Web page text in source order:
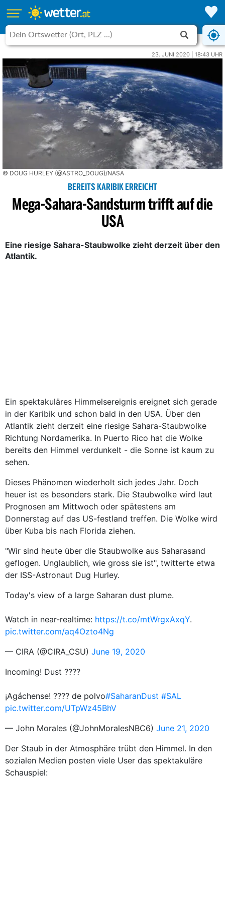
23. JUNI 2020 | 18:43 UHR
© DOUG HURLEY (@ASTRO_DOUG)/NASA
BEREITS KARIBIK ERREICHT
Mega-Sahara-Sandsturm trifft auf die
USA
Eine riesige Sahara-Staubwolke zieht derzeit über den
Atlantik.
Ein spektakuläres Himmelsereignis ereignet sich gerade
in der Karibik und schon bald in den USA. Über den
Atlantik zieht derzeit eine riesige Sahara-Staubwolke
Richtung Nordamerika. In Puerto Rico hat die Wolke
bereits den Himmel verdunkelt - die Sonne ist kaum zu
sehen.
Dieses Phänomen wiederholt sich jedes Jahr. Doch
heuer ist es besonders stark. Die Staubwolke wird laut
Prognosen am Mittwoch oder spätestens am
Donnerstag auf das US-festland treffen. Die Wolke wird
über Kuba bis nach Florida ziehen.
"Wir sind heute über die Staubwolke aus Saharasand
geflogen. Unglaublich, wie gross sie ist", twitterte etwa
der ISS-Astronaut Dug Hurley.
Today's view of a large Saharan dust plume.
Watch in near-realtime: https://t.co/mtWrgxAxqY.
pic.twitter.com/aq4Ozto4Ng
— CIRA (@CIRA_CSU) June 19, 2020
Incoming! Dust ????
¡Agáchense! ???? de polvo#SaharanDust #SAL
pic.twitter.com/UTpWz45BhV
— John Morales (@JohnMoralesNBC6) June 21, 2020
Der Staub in der Atmosphäre trübt den Himmel. In den
sozialen Medien posten viele User das spektakuläre
Schauspiel: